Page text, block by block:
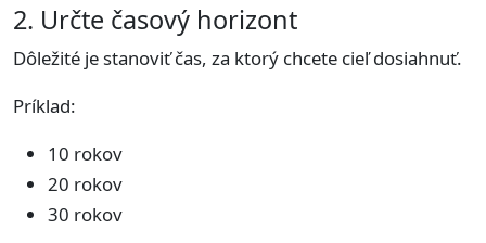
2. Určte časový horizont
Dôležité je stanoviť čas, za ktorý chcete cieľ dosiahnuť.
Príklad:
10 rokov
20 rokov
30 rokov